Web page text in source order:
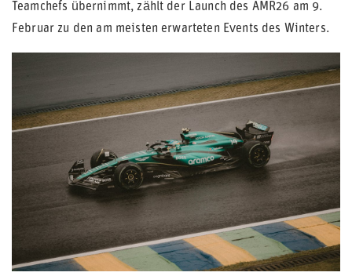
Teamchefs übernimmt, zählt der Launch des AMR26 am 9.
Februar zu den am meisten erwarteten Events des Winters.